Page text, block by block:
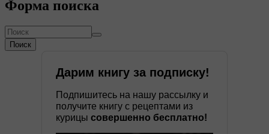
Форма поиска
Поиск
Дарим книгу за подписку!
Подпишитесь на нашу рассылку и
получите книгу с рецептами из
курицы совершенно бесплатно!